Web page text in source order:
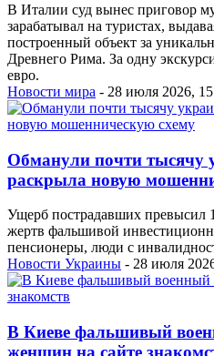
В Италии суд вынес приговор
зарабатывал на туристах,
построенный объект за
Древнего Рима. За одну
евро.
Новости мира - 28 июля 2026,
Обманули почти тысячу
раскрыла новую
Ущерб пострадавших превысил
жертв фальшивой
пенсионеры, люди с
Новости Украины - 28 июля
В Киеве фальшивый
женщин на сайте